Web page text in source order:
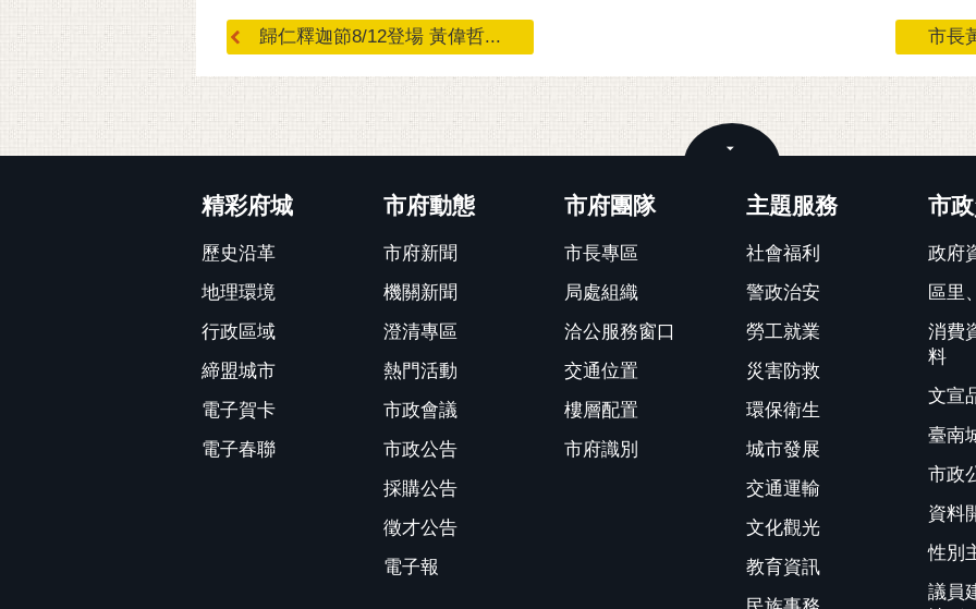
歸仁釋迦節8/12登場 黃偉哲... 市長
精彩府城
歷史沿革
地理環境
行政區域
締盟城市
電子賀卡
電子春聯
市府動態
市府新聞
機關新聞
澄清專區
熱門活動
市政會議
市政公告
採購公告
徵才公告
電子報
市府團隊
市長專區
局處組織
洽公服務窗口
交通位置
樓層配置
市府識別
主題服務
社會福利
警政治安
勞工就業
災害防救
環保衛生
城市發展
交通運輸
文化觀光
教育資訊
市
政府
區里
消費
料
文宣
臺南
市政
資料
性別
議員